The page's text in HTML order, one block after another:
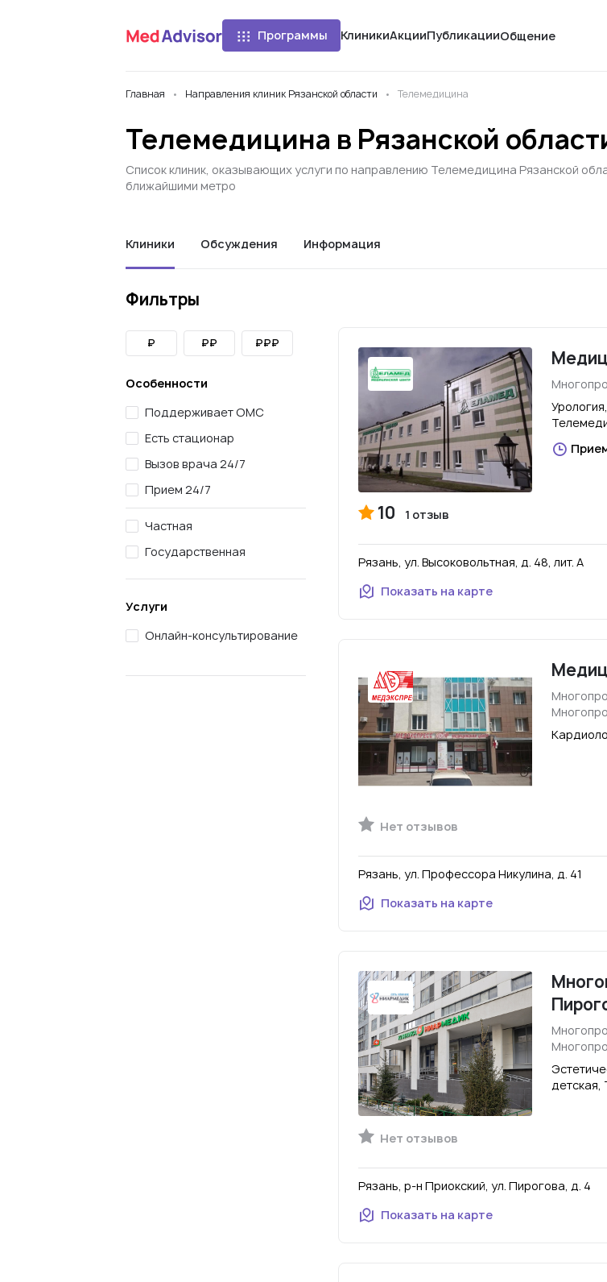
Программы КлиникиАкцииПубликацииОбщение
Главная Направления клиник Рязанской области Телемедицина
Телемедицина в Рязанской
Список клиник, оказывающих услуги по направлению Телемедицина Рязанской
ближайшими метро
Клиники Обсуждения Информация
Фильтры
₽ ₽₽ ₽₽₽
Особенности
Поддерживает ОМС
Есть стационар
Вызов врача 24/7
Прием 24/7
Частная
Государственная
Услуги
Онлайн-консультирование
10 1 отзыв
Рязань, ул. Высоковольтная, д. 48, лит. А
Показать на карте
Нет отзывов
Рязань, ул. Профессора Никулина, д. 41
Показать на карте
детская,
Нет отзывов
Рязань, р-н Приокский, ул. Пирогова, д. 4
Показать на карте